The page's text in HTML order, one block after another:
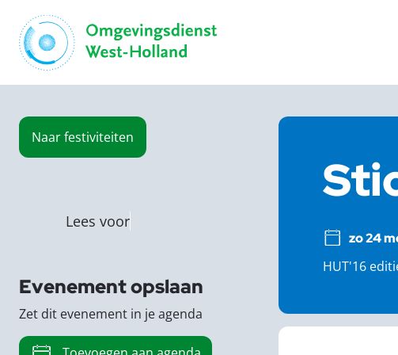
Naarfestiviteiten
zo 24
HUT'16
Lees voor
Evenement opslaan
Zet dit evenement in je agenda